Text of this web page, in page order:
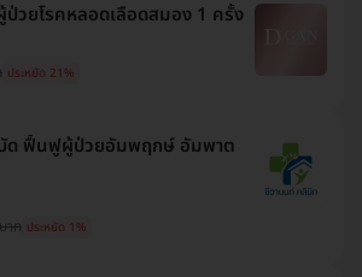
วยโรคหลอดเลือดสมอง 1 ครั้ง
ประหยัด 21%
บัด ฟื้นฟูผู้ป่วยอัมพฤกษ์ อัมพาต
าท ประหยัด 1%